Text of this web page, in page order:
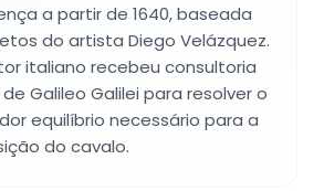
a partir de 1640, baseada
do artista Diego Velázquez.
italiano recebeu consultoria
Galileo Galilei para resolver o
equilíbrio necessário para a
do cavalo.